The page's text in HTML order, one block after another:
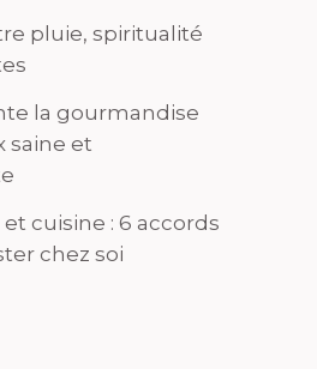
pluie, spiritualité
la gourmandise
saine et
cuisine : 6 accords
chez soi